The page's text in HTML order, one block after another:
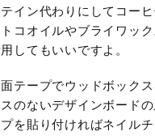
イン代わりにしてコー
コオイルやブライワッ
してもいいですよ。
テープでウッドボック
のないデザインボード
を貼り付ければネイル